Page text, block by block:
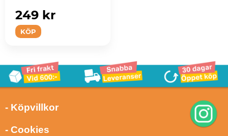
KÖP
249 kr
- Köpvillkor
- Cookies